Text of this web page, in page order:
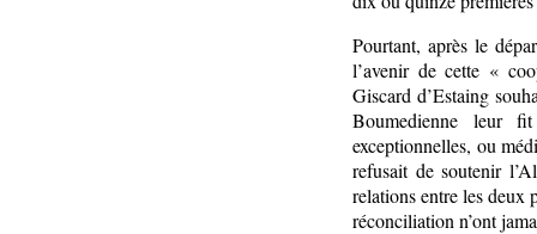
Pourtant, après le
l’avenir de cette «
Giscard d’Estaing
Boumedienne leur
exceptionnelles, ou
refusait de soutenir
relations entre les deux
réconciliation n’ont